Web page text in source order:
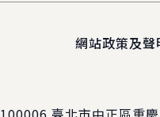
網站政策及聲